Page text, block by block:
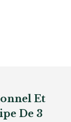
Et
De 3